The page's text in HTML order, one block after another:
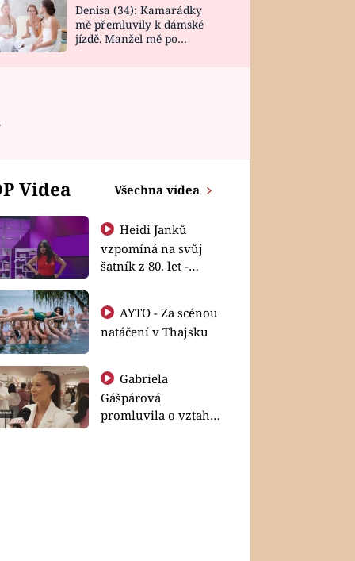
Denisa (34): Kamarádky
mě přemluvily k dámské
jízdě. Manžel mě po
Videa Všechna videa
Heidi Janků
vzpomíná na svůj
šatník z 80. let -
natáčení v Thajsku
Gabriela
Gášpárová
promluvila o vztahu